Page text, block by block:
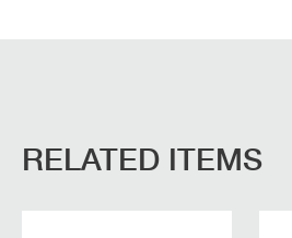
RELATED ITEMS